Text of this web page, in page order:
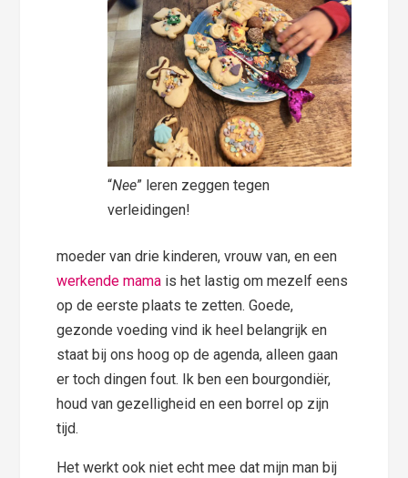
“Nee” leren zeggen tegen
verleidingen!
moeder van drie kinderen, vrouw van, en een
werkende mama is het lastig om mezelf eens
op de eerste plaats te zetten. Goede,
gezonde voeding vind ik heel belangrijk en
staat bij ons hoog op de agenda, alleen gaan
er toch dingen fout. Ik ben een bourgondiër,
houd van gezelligheid en een borrel op zijn
tijd.
Het werkt ook niet echt mee dat mijn man bij